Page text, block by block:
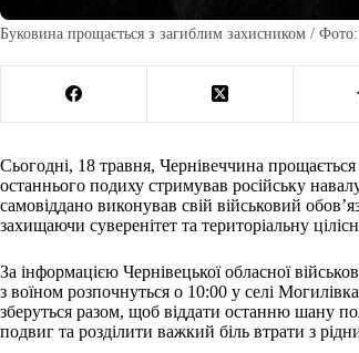
Буковина прощається з загиблим захисником / Фото:
Сьогодні, 18 травня, Чернівеччина
останнього подиху стримував російську
самовіддано виконував свій військовий
захищаючи суверенітет та територіальну
За інформацією Чернівецької обласної
з воїном розпочнуться о 10:00 у селі
зберуться разом, щоб віддати останню шану
подвиг та розділити важкий біль втрати з